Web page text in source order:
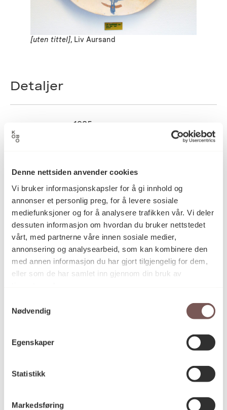
Denne nettsiden anvender cookies
Vi bruker informasjonskapsler for å gi innhold og
annonser et personlig preg, for å levere sosiale
mediefunksjoner og for å analysere trafikken vår. Vi deler
dessuten informasjon om hvordan du bruker nettstedet
vårt, med partnerne våre innen sosiale medier,
annonsering og analysearbeid, som kan kombinere den
med annen informasjon du har gjort tilgjengelig for dem,
eller som de har samlet inn gjennom din bruk av
Nødvendig
Egenskaper
Statistikk
Markedsføring
[uten tittel], Liv Aursand
Detaljer
1985
Brenning, Glasering, Keramikk
Teknikk og
materiale
Glassert og brent leire